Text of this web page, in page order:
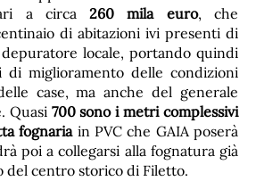
a circa260 mila euro, che
di abitazioni ivi presenti di
depuratore locale, portando quindi
miglioramento delle condizioni
case, ma anche del generale
Quasi 700 sono i metri complessivi
fognariain PVC che GAIA poserà
poi a collegarsi alla fognatura già
del centro storico di Filetto.